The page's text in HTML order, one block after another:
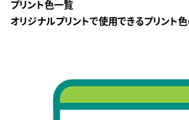
プリント色一覧
オリジナルプリントで使用できるプリント